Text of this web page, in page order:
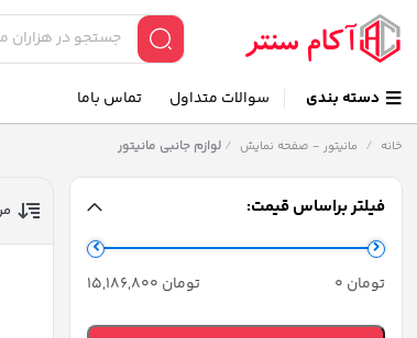
دسته بندی سوالات متداول تماس باما
خانه / مانیتور - صفحه نمایش /لوازم جانبی مانیتور
فیلتر براساس قیمت:
حداقل
قیمت
حداکثر
قیمت
تومان 0 تومان 15,186,800